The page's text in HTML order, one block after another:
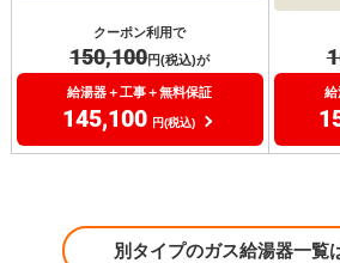
クーポン利用で
150,100円(税込)が
給湯器＋工事＋無料保証
145,100 円(税込)
給
別タイプのガス給湯器一覧